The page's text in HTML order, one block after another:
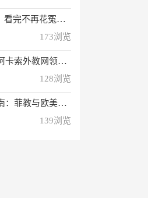
钱(真正的用户反馈)
173浏览
网领衔专业之选
128浏览
欧美外教深度解析
139浏览